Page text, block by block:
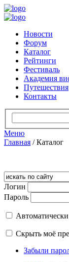
Новости
Форум
Каталог
Рейтинги
Фестиваль
Академия
Путешествия
Контакты
Меню
Главная /Каталог
Логин
Пароль
Скрыть моё
Забыли